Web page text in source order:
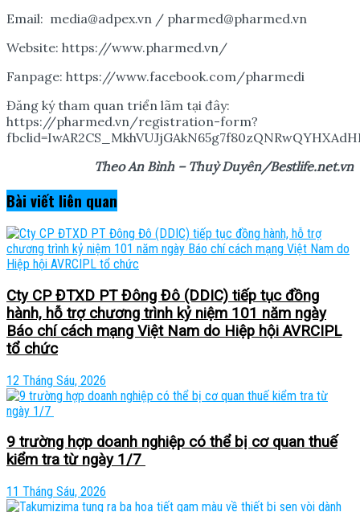
Email: media@adpex.vn / pharmed@pharmed.vn
Website: https://www.pharmed.vn/
Fanpage: https://www.facebook.com/pharmedi
Đăng ký tham quan triển lãm tại đây:
https://pharmed.vn/registration-form?
Theo An Bình – Thuỳ Duyên/Bestlife.net.vn
Bài viết liên quan
Cty CP ĐTXD PT Đông Đô (DDIC) tiếp tục đồng
hành, hỗ trợ chương trình kỷ niệm 101 năm ngày
Báo chí cách mạng Việt Nam do Hiệp hội AVRCIPL
tổ chức
12 Tháng Sáu, 2026
9 trường hợp doanh nghiệp có thể bị cơ quan thuế
kiểm tra từ ngày 1/7
11 Tháng Sáu, 2026